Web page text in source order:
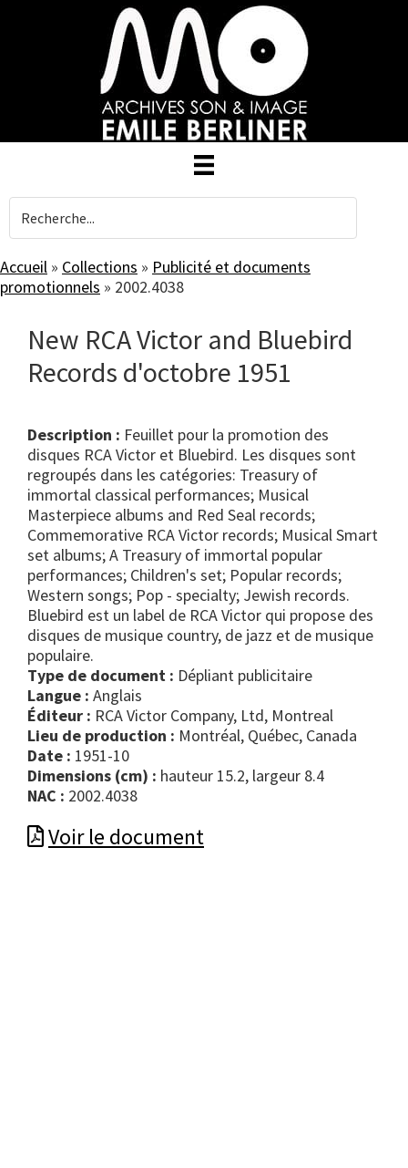
Accueil » Collections » Publicité et documents
promotionnels » 2002.4038
New RCA Victor and Bluebird
Records d'octobre 1951
Description : Feuillet pour la promotion des
disques RCA Victor et Bluebird. Les disques sont
regroupés dans les catégories: Treasury of
immortal classical performances; Musical
Masterpiece albums and Red Seal records;
Commemorative RCA Victor records; Musical Smart
set albums; A Treasury of immortal popular
performances; Children's set; Popular records;
Western songs; Pop - specialty; Jewish records.
Bluebird est un label de RCA Victor qui propose des
disques de musique country, de jazz et de musique
populaire.
Type de document :
dépliant publicitaire
Langue : Anglais
Éditeur : RCA Victor Company, Ltd, Montreal
Lieu de production : Montréal, Québec, Canada
Date : 1951-10
Dimensions (cm) : hauteur 15.2, largeur 8.4
NAC : 2002.4038
Voir le document